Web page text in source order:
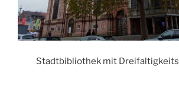
Stadtbibliothek mit